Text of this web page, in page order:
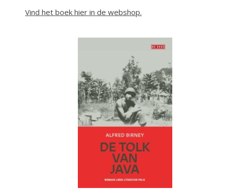
Non-fictie
Team Savannah
Uncategorized
Vacatures
Login
Vermeldingen feed
Reacties feed
WordPress.org
Vind het boek hier in de webshop.